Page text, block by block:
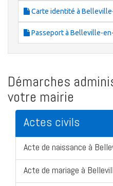
Carte identité à
Passeport à Belleville-
Démarches
votre mairie
Actes civils
Acte de naissance à
Acte de mariage à